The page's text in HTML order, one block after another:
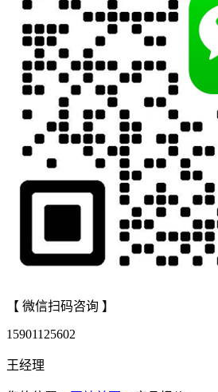
【 微信扫码咨询 】
15901125602
王经理